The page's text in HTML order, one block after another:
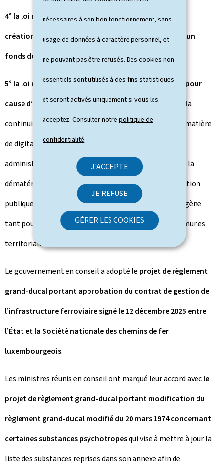
nécessaires à son bon fonctionnement, sans
usage de données à caractère personnel, et
ne pouvant pas être refusés. Des cookies non
essentiels sont utilisés à des fins statistiques
et seront activés uniquement si vous les
acceptez. Consulter notrepolitique de
confidentialité.
J'ACCEPTE
JE REFUSE
GÉRER LES COOKIES
4° la loi modifiée du 16 août 1967 ayant pour objet la
création d’une grande voirie de communication et d’un
fonds des routes ;
5° la loi modifiée du 15 mars 1979 sur l’expropriation pour
cause d’utilité publique.Le projet de loi s’inscrit dans la
continuité des efforts menés par le gouvernement en matière
de digitalisation et de simplification des démarches
administratives, et ce en procédant, à titre principal, à la
dématérialisation de certaines procédures de consultation
publique. L’idée étant d’instaurer une procédure homogène
tant pour les personnes intéressées que pour les communes
territorialement concernées.
Le gouvernement en conseil a adopté le projet de règlement
grand-ducal portant approbation du contrat de gestion de
l’infrastructure ferroviaire signé le 12 décembre 2025 entre
l’État et la Société nationale des chemins de fer
luxembourgeois.
Les ministres réunis en conseil ont marqué leur accord avecle
projet de règlement grand-ducal portant modification du
règlement grand-ducal modifié du 20 mars 1974 concernant
certaines substances psychotropesqui vise à mettre à jour la
liste des substances reprises dans son annexe afin de